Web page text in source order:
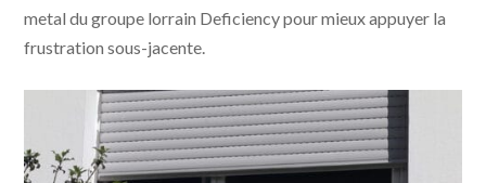
metal du groupe lorrain Deficiency pour mieux appuyer la
frustration sous-jacente.